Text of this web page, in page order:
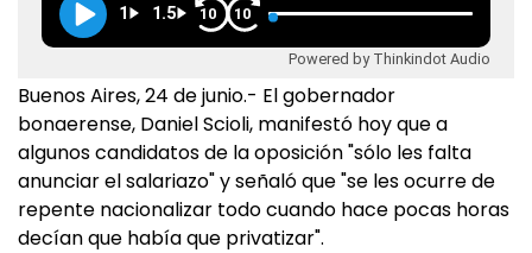
1 1.5 10 10
Powered by Thinkindot Audio
Buenos Aires, 24 de junio.- El gobernador
bonaerense, Daniel Scioli, manifestó hoy que a
algunos candidatos de la oposición "sólo les falta
anunciar el salariazo" y señaló que "se les ocurre de
repente nacionalizar todo cuando hace pocas horas
decían que había que privatizar".